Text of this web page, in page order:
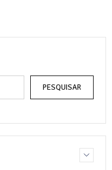
PESQUISAR